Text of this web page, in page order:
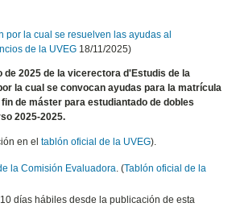
por la cual se resuelven las ayudas al
de la UVEG 18/11/2025)
de 2025 de la vicerectora d'Estudis de la
la cual se convocan ayudas para la matrícula
de máster para estudiantado de dobles
2025-2025.
en eltablón oficial de la UVEG).
la Comisión Evaluadora . (Tablón oficial de la
días hábiles desde la publicación de esta